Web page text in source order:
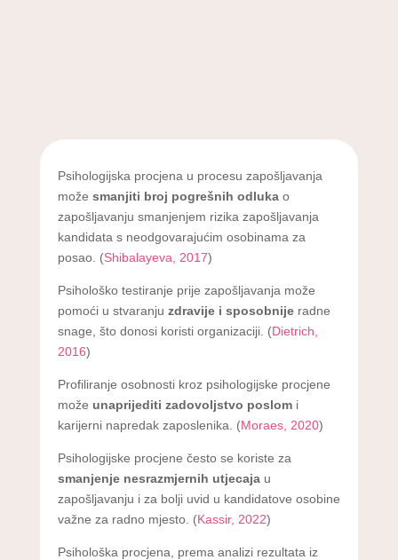
Psihologijska procjena u procesu zapošljavanja
može smanjiti broj pogrešnih odlukao
zapošljavanju smanjenjem rizika zapošljavanja
kandidata s neodgovarajućim osobinama za
posao. (Shibalayeva, 2017)
Psihološko testiranje prije zapošljavanja može
pomoći u stvaranju zdravije i sposobnijeradne
snage, što donosi koristi organizaciji. (Dietrich,
2016)
Profiliranje osobnosti kroz psihologijske procjene
može unaprijediti zadovoljstvo poslomi
karijerni napredak zaposlenika. (Moraes, 2020)
Psihologijske procjene često se koriste za
smanjenje nesrazmjernih utjecajau
zapošljavanju i za bolji uvid u kandidatove osobine
važne za radno mjesto. (Kassir, 2022)
Psihološka procjena, prema analizi rezultata iz